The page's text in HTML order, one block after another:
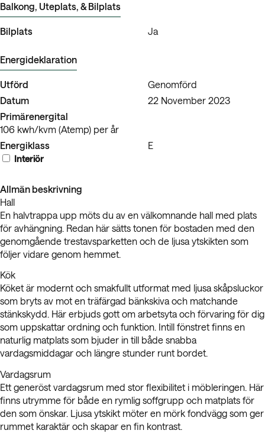
Balkong, Uteplats, & Bilplats
Bilplats Ja
Energideklaration
Utförd
Genomförd
Datum
22 November 2023
Primärenergital
106 kwh/kvm (Atemp) per år
Energiklass
E
Interiör
Allmän beskrivning
Hall
En halvtrappa upp möts du av en välkomnande hall med plats
för avhängning. Redan här sätts tonen för bostaden med den
genomgående trestavsparketten och de ljusa ytskikten som
följer vidare genom hemmet.
Kök
Köket är modernt och smakfullt utformat med ljusa skåpsluckor
som bryts av mot en träfärgad bänkskiva och matchande
stänkskydd. Här erbjuds gott om arbetsyta och förvaring för dig
som uppskattar ordning och funktion. Intill fönstret finns en
naturlig matplats som bjuder in till både snabba
vardagsmiddagar och längre stunder runt bordet.
Vardagsrum
Ett generöst vardagsrum med stor flexibilitet i möbleringen. Här
finns utrymme för både en rymlig soffgrupp och matplats för
den som önskar. Ljusa ytskikt möter en mörk fondvägg som ger
rummet karaktär och skapar en fin kontrast.